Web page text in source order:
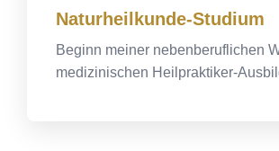
Naturheilkunde-Studium
Beginn meiner nebenberuflichen
medizinischen Heilpraktiker-